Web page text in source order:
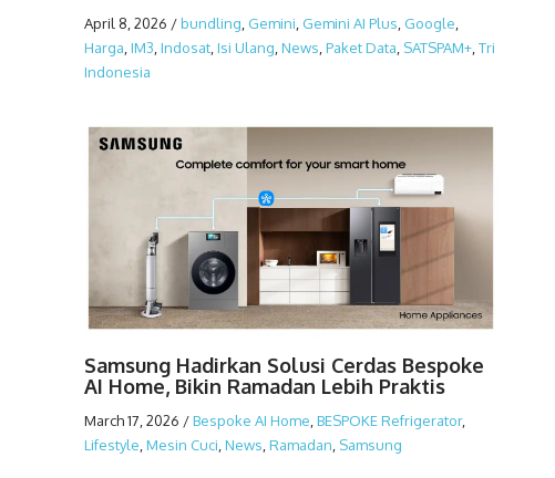
April 8, 2026 /bundling Gemini Gemini AI Plus Google
Harga IM3 Indosat, Isi Ulang News Paket Data SATSPAM+, Tri
Indonesia
Samsung Hadirkan Solusi Cerdas Bespoke
AI Home, Bikin Ramadan Lebih Praktis
March 17, 2026 /Bespoke AI Home BESPOKE Refrigerator,
Lifestyle Mesin Cuci News Ramadan Samsung